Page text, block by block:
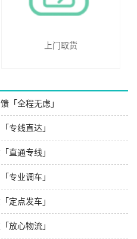
上门取货
「全程无虑」
专线直达」
直通专线」
专业调车」
定点发车」
放心物流」